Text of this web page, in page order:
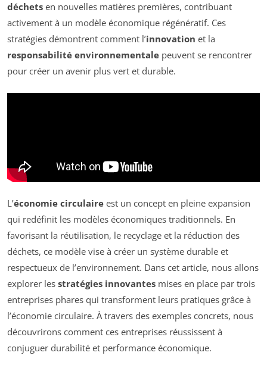
déchets en nouvelles matières premières, contribuant
activement à un modèle économique régénératif. Ces
stratégies démontrent comment l’innovation et la
responsabilité environnementale peuvent se rencontrer
pour créer un avenir plus vert et durable.
L’économie circulaire est un concept en pleine expansion
qui redéfinit les modèles économiques traditionnels. En
favorisant la réutilisation, le recyclage et la réduction des
déchets, ce modèle vise à créer un système durable et
respectueux de l’environnement. Dans cet article, nous allons
explorer les stratégies innovantes mises en place par trois
entreprises phares qui transforment leurs pratiques grâce à
l’économie circulaire. À travers des exemples concrets, nous
découvrirons comment ces entreprises réussissent à
conjuguer durabilité et performance économique.